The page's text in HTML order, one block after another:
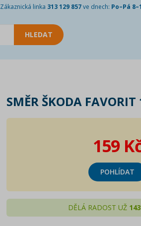
Zákaznická linka 313 129 857ve dnech: Po–Pá
SMĚR ŠKODA FAVORIT
159
POHLÍDAT
DĚLÁ RADOST UŽ 143